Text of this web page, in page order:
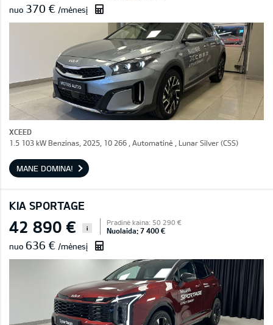
nuo 370 € /mėnesį
XCEED
1.5 103 kW Benzinas, 2025, 10 266 , Automatinė , Lunar Silver (CSS)
MANE DOMINA!
KIA SPORTAGE
42 890 € i
Pradinė kaina: 50 290 €
Nuolaida: 7 400 €
nuo 636 € /mėnesį